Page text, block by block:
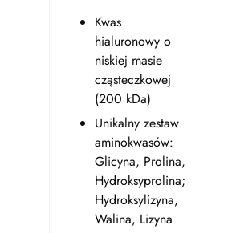
Kwas
hialuronowy o
niskiej masie
cząsteczkowej
(200 kDa)
Unikalny zestaw
aminokwasów:
Glicyna, Prolina,
Hydroksyprolina;
Hydroksylizyna,
Walina, Lizyna